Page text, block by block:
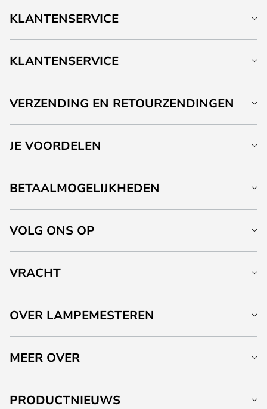
KLANTENSERVICE
KLANTENSERVICE
VERZENDING EN RETOURZENDINGEN
JE VOORDELEN
BETAALMOGELIJKHEDEN
VOLG ONS OP
VRACHT
OVER LAMPEMESTEREN
MEER OVER
PRODUCTNIEUWS